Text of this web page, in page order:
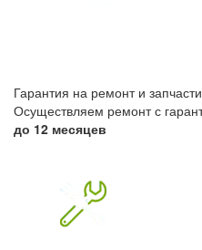
Гарантия на ремонт и запчасти
Осуществляем ремонт с
до 12 месяцев